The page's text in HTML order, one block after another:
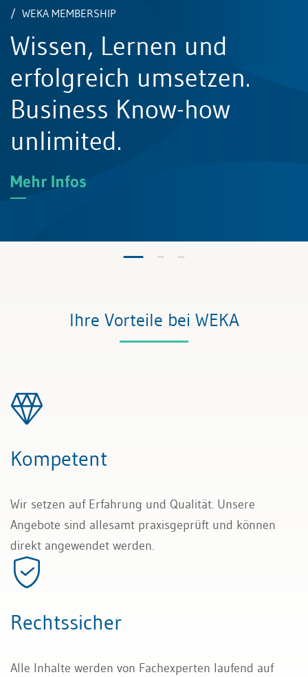
Zugriff auf
Print-Medien,
digitale
und
Library
WEKA MEMBERSHIP
Wissen, Lernen und
erfolgreich umsetzen.
Business Know-how
unlimited.
Mehr Infos
Ihre Vorteile bei WEKA
Kompetent
Wir setzen auf Erfahrung und Qualität. Unsere
Angebote sind allesamt praxisgeprüft und können
direkt angewendet werden.
Rechtssicher
Alle Inhalte werden von Fachexperten laufend auf